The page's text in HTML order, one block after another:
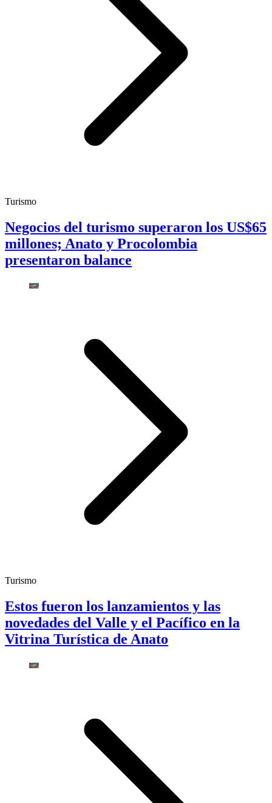
Turismo
Negocios del turismo superaron los US$65
millones; Anato y Procolombia
presentaron balance
Turismo
Estos fueron los lanzamientos y las
novedades del Valle y el Pacífico en la
Vitrina Turística de Anato